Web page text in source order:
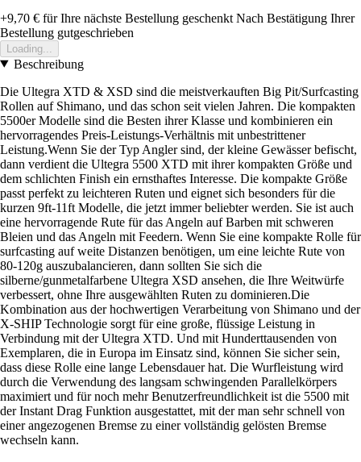
+9,70 € für Ihre nächste Bestellung geschenkt Nach Bestätigung Ihrer
Bestellung gutgeschrieben
Loading...
Beschreibung
Die Ultegra XTD & XSD sind die meistverkauften Big Pit/Surfcasting
Rollen auf Shimano, und das schon seit vielen Jahren. Die kompakten
5500er Modelle sind die Besten ihrer Klasse und kombinieren ein
hervorragendes Preis-Leistungs-Verhältnis mit unbestrittener
Leistung.Wenn Sie der Typ Angler sind, der kleine Gewässer befischt,
dann verdient die Ultegra 5500 XTD mit ihrer kompakten Größe und
dem schlichten Finish ein ernsthaftes Interesse. Die kompakte Größe
passt perfekt zu leichteren Ruten und eignet sich besonders für die
kurzen 9ft-11ft Modelle, die jetzt immer beliebter werden. Sie ist auch
eine hervorragende Rute für das Angeln auf Barben mit schweren
Bleien und das Angeln mit Feedern. Wenn Sie eine kompakte Rolle für
surfcasting auf weite Distanzen benötigen, um eine leichte Rute von
80-120g auszubalancieren, dann sollten Sie sich die
silberne/gunmetalfarbene Ultegra XSD ansehen, die Ihre Weitwürfe
verbessert, ohne Ihre ausgewählten Ruten zu dominieren.Die
Kombination aus der hochwertigen Verarbeitung von Shimano und der
X-SHIP Technologie sorgt für eine große, flüssige Leistung in
Verbindung mit der Ultegra XTD. Und mit Hunderttausenden von
Exemplaren, die in Europa im Einsatz sind, können Sie sicher sein,
dass diese Rolle eine lange Lebensdauer hat. Die Wurfleistung wird
durch die Verwendung des langsam schwingenden Parallelkörpers
maximiert und für noch mehr Benutzerfreundlichkeit ist die 5500 mit
der Instant Drag Funktion ausgestattet, mit der man sehr schnell von
einer angezogenen Bremse zu einer vollständig gelösten Bremse
wechseln kann.